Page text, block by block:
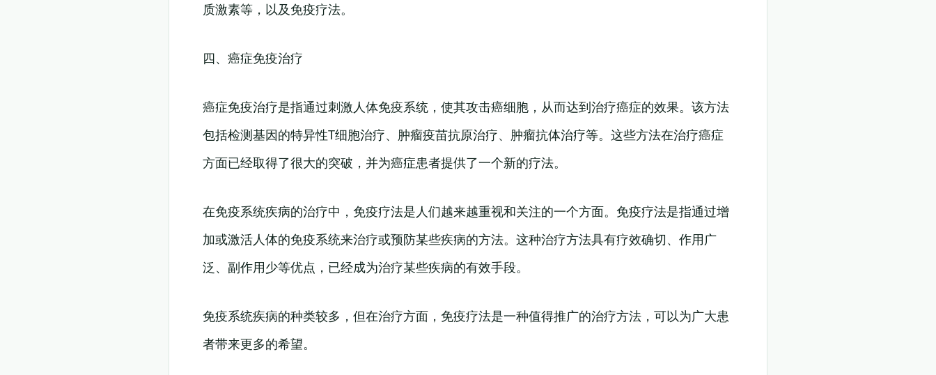
质激素等，以及免疫疗法。
四、癌症免疫治疗
癌症免疫治疗是指通过刺激人体免疫系统，使其攻击癌细胞，从而达到治疗癌症的效果。该方法
包括检测基因的特异性T细胞治疗、肿瘤疫苗抗原治疗、肿瘤抗体治疗等。这些方法在治疗癌症
方面已经取得了很大的突破，并为癌症患者提供了一个新的疗法。
在免疫系统疾病的治疗中，免疫疗法是人们越来越重视和关注的一个方面。免疫疗法是指通过增
加或激活人体的免疫系统来治疗或预防某些疾病的方法。这种治疗方法具有疗效确切、作用广
泛、副作用少等优点，已经成为治疗某些疾病的有效手段。
免疫系统疾病的种类较多，但在治疗方面，免疫疗法是一种值得推广的治疗方法，可以为广大患
者带来更多的希望。